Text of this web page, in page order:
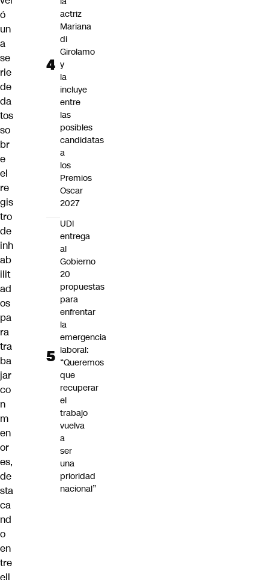
ó
un
a
se
rie
de
da
tos
so
br
e
el
re
gis
tro
de
inh
ab
ilit
ad
os
pa
ra
tra
ba
jar
co
n
m
en
or
es,
de
sta
ca
nd
o
en
tre
ell
actriz
Mariana
di
Girolamo
y
la
incluye
entre
las
posibles
candidatas
a
los
Premios
Oscar
2027
UDI
entrega
al
Gobierno
20
propuestas
para
enfrentar
la
emergencia
laboral:
“Queremos
que
recuperar
el
trabajo
vuelva
a
ser
una
prioridad
nacional”